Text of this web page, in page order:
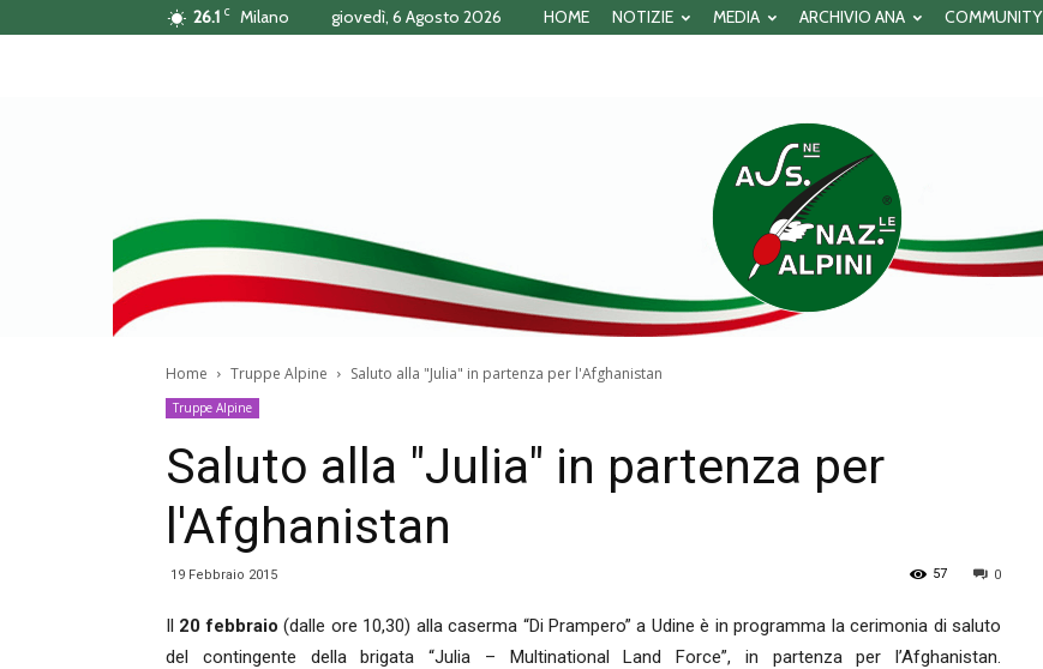
26.1 C Milano giovedì, 6 Agosto 2026 HOME NOTIZIE MEDIA ARCHIVIO ANA COMMUNITY
Nazionale
Home Truppe Alpine Saluto alla "Julia" in partenza per l'Afghanistan
Truppe Alpine
Saluto alla "Julia" in partenza per
l'Afghanistan
19 Febbraio 2015 0
57
Il 20 febbraio (dalle ore 10,30) alla caserma “Di Prampero” a Udine è in programma la cerimonia di saluto
del contingente della brigata “Julia – Multinational Land Force”, in partenza per l’Afghanistan.